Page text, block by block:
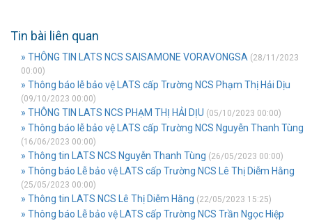
Tin bài liên quan
» THÔNG TIN LATS NCS SAISAMONE VORAVONGSA (28/11/2023
00:00)
» Thông báo lễ bảo vệ LATS cấp Trường NCS Phạm Thị Hải Dịu
(09/10/2023 00:00)
» THÔNG TIN LATS NCS PHẠM THỊ HẢI DỊU (05/10/2023 00:00)
» Thông báo lễ bảo vệ LATS cấp Trường NCS Nguyễn Thanh Tùng
(16/06/2023 00:00)
» Thông tin LATS NCS Nguyễn Thanh Tùng (26/05/2023 00:00)
» Thông báo Lễ bảo vệ LATS cấp Trường NCS Lê Thị Diễm Hằng
(25/05/2023 00:00)
» Thông tin LATS NCS Lê Thị Diễm Hằng (22/05/2023 15:25)
» Thông báo Lễ bảo vệ LATS cấp Trường NCS Trần Ngọc Hiệp